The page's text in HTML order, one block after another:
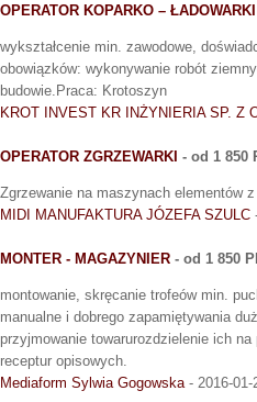
OPERATOR KOPARKO – ŁADOWARKI
wykształcenie min. zawodowe,
obowiązków: wykonywanie robót
budowie.Praca: Krotoszyn
KROT INVEST KR INŻYNIERIA SP. Z
OPERATOR ZGRZEWARKI - od 1 850
Zgrzewanie na maszynach elementów
MIDI MANUFAKTURA JÓZEFA SZULC
MONTER - MAGAZYNIER - od 1 850
montowanie, skręcanie trofeów min.
manualne i dobrego zapamiętywania
przyjmowanie towarurozdzielenie ich
receptur opisowych.
Mediaform Sylwia Gogowska - 2016-01-